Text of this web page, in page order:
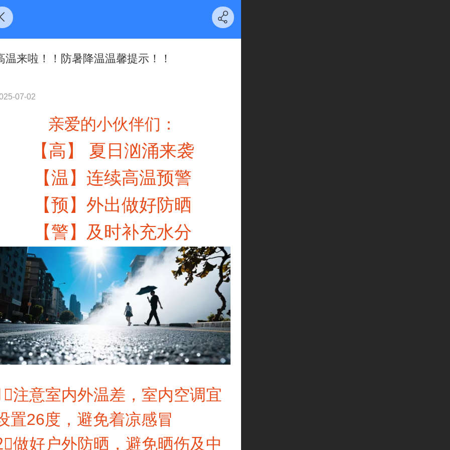
温来啦！！防暑降温温馨提示！！
07-02
亲爱的小伙伴们：
【高】 夏日汹涌来袭
【温】连续高温预警
【预】外出做好防晒
【警】及时补充水分
注意室内外温差，室内空调宜
置26度，避免着凉感冒
做好户外防晒，避免晒伤及中